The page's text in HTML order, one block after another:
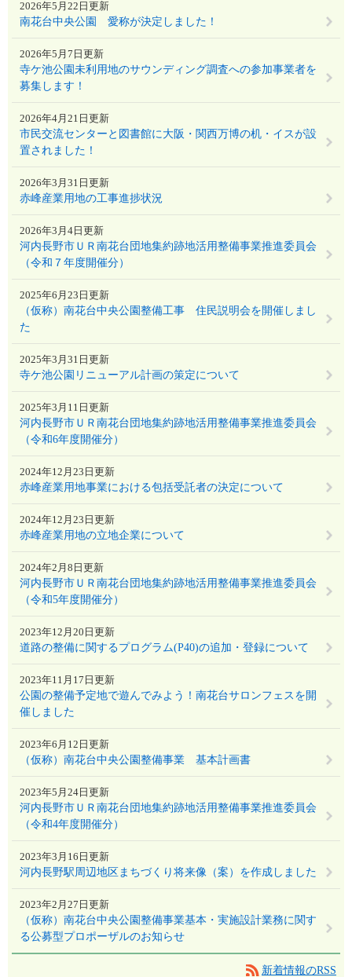
南花台中央公園 愛称が決定しました！
2026年5月22日更新
寺ケ池公園未利用地のサウンディング調査への参加事業者を
募集します！
2026年5月7日更新
市民交流センターと図書館に大阪・関西万博の机・イスが設
置されました！
2026年4月21日更新
赤峰産業用地の工事進捗状況
2026年3月31日更新
河内長野市ＵＲ南花台団地集約跡地活用整備事業推進委員会
（令和７年度開催分）
2026年3月4日更新
（仮称）南花台中央公園整備工事 住民説明会を開催しまし
た
2025年6月23日更新
寺ケ池公園リニューアル計画の策定について
2025年3月31日更新
河内長野市ＵＲ南花台団地集約跡地活用整備事業推進委員会
（令和6年度開催分）
2025年3月11日更新
赤峰産業用地事業における包括受託者の決定について
2024年12月23日更新
赤峰産業用地の立地企業について
2024年12月23日更新
河内長野市ＵＲ南花台団地集約跡地活用整備事業推進委員会
（令和5年度開催分）
2024年2月8日更新
道路の整備に関するプログラム(P40)の追加・登録について
2023年12月20日更新
公園の整備予定地で遊んでみよう！南花台サロンフェスを開
催しました
2023年11月17日更新
（仮称）南花台中央公園整備事業 基本計画書
2023年6月12日更新
河内長野市ＵＲ南花台団地集約跡地活用整備事業推進委員会
（令和4年度開催分）
2023年5月24日更新
河内長野駅周辺地区まちづくり将来像（案）を作成しました
2023年3月16日更新
（仮称）南花台中央公園整備事業基本・実施設計業務に関す
る公募型プロポーザルのお知らせ
2023年2月27日更新
新着情報のRSS